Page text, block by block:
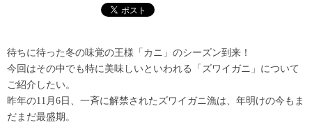
待ちに待った冬の味覚の王様「カニ」のシーズン到来！
今回はその中でも特に美味しいといわれる「ズワイガニ」について
ご紹介したい。
昨年の11月6日、一斉に解禁されたズワイガニ漁は、年明けの今もま
だまだ最盛期。